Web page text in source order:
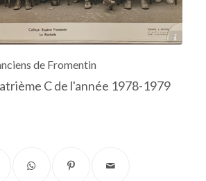
Archives départementales 17
de Fromentin
C de l'année 1978-1979